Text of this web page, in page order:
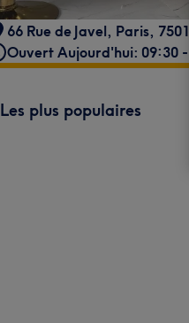
66 Rue de Javel, Paris, 75015
Ouvert Aujourd'hui: 09:30
Les plus populaires